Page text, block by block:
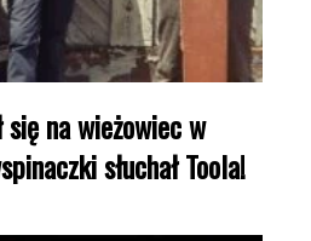
się na wieżowiec w
słuchał Toola!